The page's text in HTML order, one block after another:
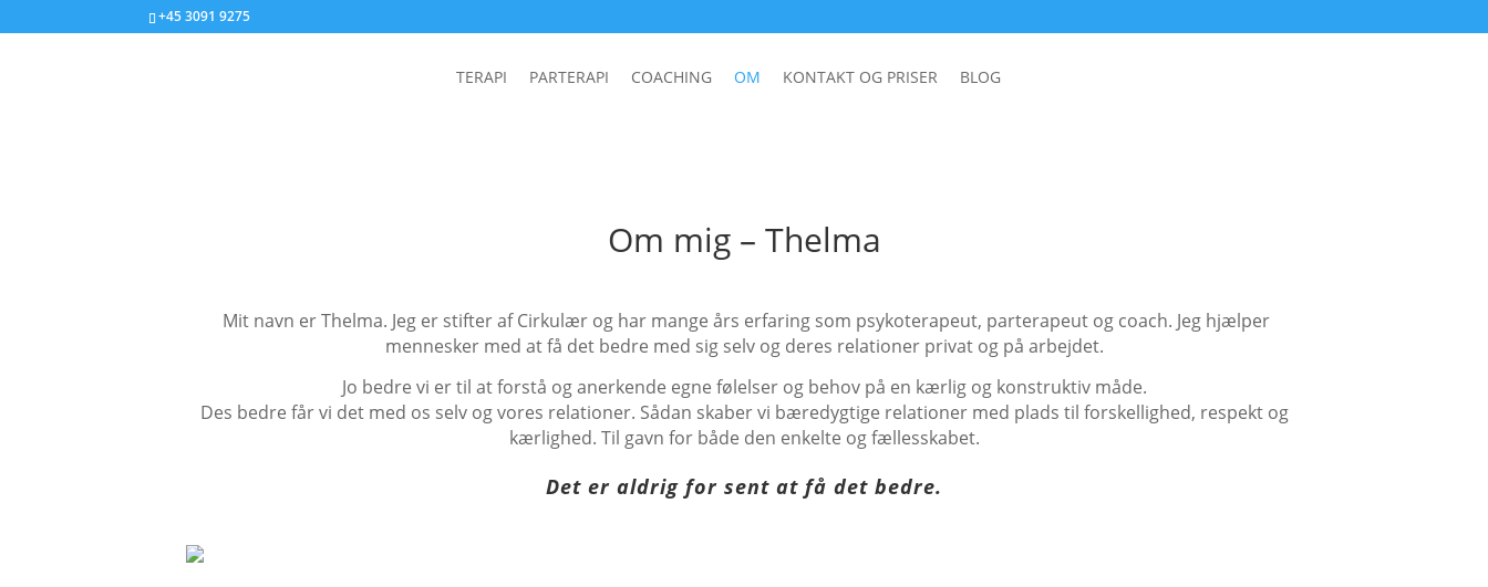
+45 3091 9275
TERAPI PARTERAPI COACHING OM KONTAKT OG PRISER BLOG
Om mig – Thelma
Mit navn er Thelma. Jeg er stifter af Cirkulær og har mange års erfaring som psykoterapeut, parterapeut og coach. Jeg hjælper
mennesker med at få det bedre med sig selv og deres relationer privat og på arbejdet.
Jo bedre vi er til at forstå og anerkende egne følelser og behov på en kærlig og konstruktiv måde.
Des bedre får vi det med os selv og vores relationer. Sådan skaber vi bæredygtige relationer med plads til forskellighed, respekt og
kærlighed. Til gavn for både den enkelte og fællesskabet.
Det er aldrig for sent at få det bedre.